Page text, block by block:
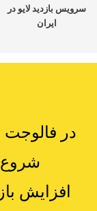
سرویس بازدید لایو در
ایران
در فالوجت
شروع
افزایش